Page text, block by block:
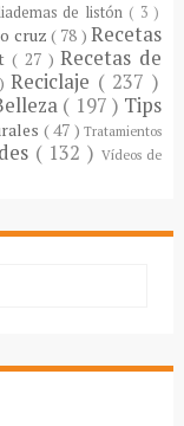
de listón ( 3 )
cruz( 78 )Recetas
( 27 )Recetas de
)Reciclaje ( 237 )
( 197 ) Tips
( 47 )Tratamientos
( 132 ) Vídeos de